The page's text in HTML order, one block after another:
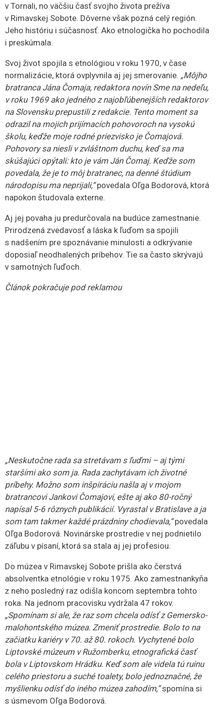
v Tornali, no väčšiu časť svojho života prežíva
v Rimavskej Sobote. Dôverne však pozná celý región.
Jeho históriu i súčasnosť. Ako etnologička ho pochodila
i preskúmala.
Svoj život spojila s etnológiou v roku 1970, v čase
normalizácie, ktorá ovplyvnila aj jej smerovanie. „Môjho
bratranca Jána Čomaja, redaktora novín Sme na nedeľu,
v roku 1969 ako jedného z najobľúbenejších redaktorov
na Slovensku prepustili z redakcie. Tento moment sa
odrazil na mojich prijímacích pohovoroch na vysokú
školu, keďže moje rodné priezvisko je Čomajová.
Pohovory sa niesli v zvláštnom duchu, keď sa ma
skúšajúci opýtali: kto je vám Ján Čomaj. Keďže som
povedala, že je to môj bratranec, na denné štúdium
národopisu ma neprijali,“povedala Oľga Bodorová, ktorá
napokon študovala externe.
Aj jej povaha ju predurčovala na budúce zamestnanie.
Prirodzená zvedavosť a láska k ľuďom sa spojili
s nadšením pre spoznávanie minulosti a odkrývanie
doposiaľ neodhalených príbehov. Tie sa často skrývajú
v samotných ľuďoch.
Článok pokračuje pod reklamou
„Neskutočne rada sa stretávam s ľuďmi – aj tými
staršími ako som ja. Rada zachytávam ich životné
príbehy. Možno som inšpiráciu našla aj v mojom
bratrancovi Jankovi Čomajovi, ešte aj ako 80-ročný
napísal 5-6 rôznych publikácií. Vyrastal v Bratislave a ja
som tam takmer každé prázdniny chodievala,“povedala
Oľga Bodorová. Novinárske prostredie v nej podnietilo
záľubu v písaní, ktorá sa stala aj jej profesiou.
Do múzea v Rimavskej Sobote prišla ako čerstvá
absolventka etnológie v roku 1975. Ako zamestnankyňa
z neho posledný raz odišla koncom septembra tohto
roka. Na jednom pracovisku vydržala 47 rokov.
„Spomínam si ale, že raz som chcela odísť z Gemersko-
malohontského múzea. Zmeniť prostredie. Bolo to na
začiatku kariéry v 70. až 80. rokoch. Vychytené bolo
Liptovské múzeum v Ružomberku, etnografická časť
bola v Liptovskom Hrádku. Keď som ale videla tú ruinu
celého priestoru a suché toalety, bolo jednoznačné, že
myšlienku odísť do iného múzea zahodím,“spomína si
s úsmevom Oľga Bodorová.